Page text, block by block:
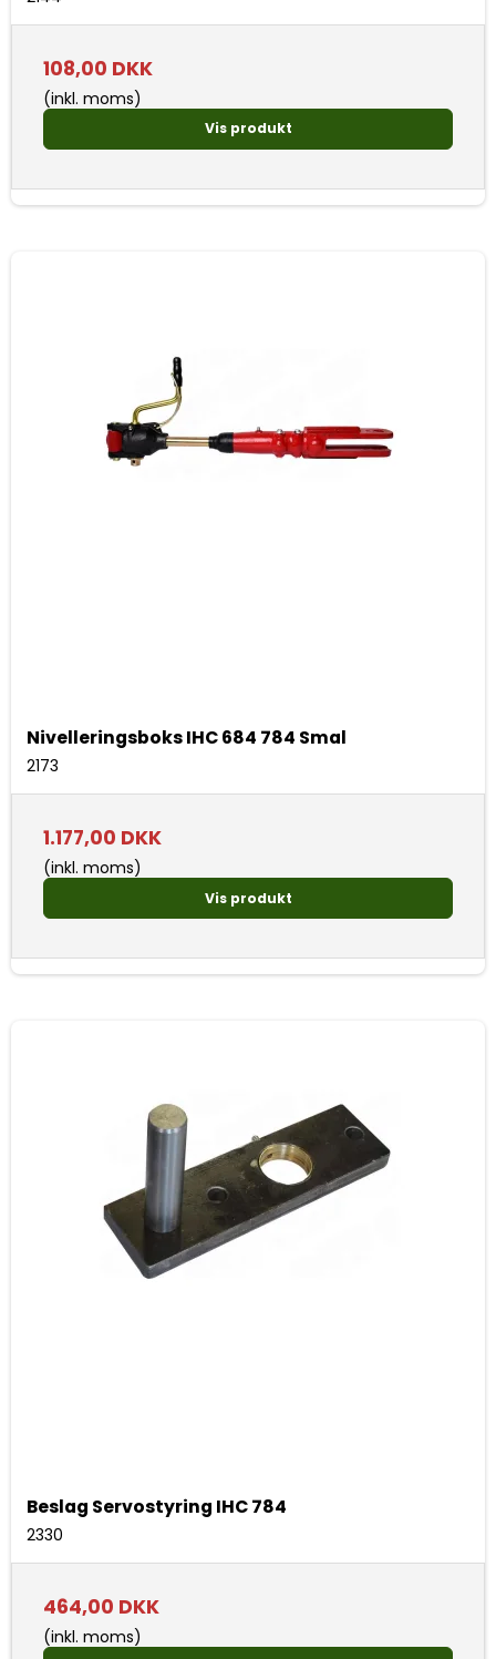
108,00 DKK
(inkl. moms)
Vis produkt
Nivelleringsboks IHC 684 784 Smal
2173
1.177,00 DKK
(inkl. moms)
Vis produkt
Beslag Servostyring IHC 784
2330
464,00 DKK
(inkl. moms)